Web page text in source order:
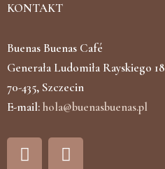
KONTAKT
Buenas Buenas Café
Generała Ludomiła Rayskiego 18
70-435, Szczecin
E-mail:hola@buenasbuenas.pl
F
a
I
n